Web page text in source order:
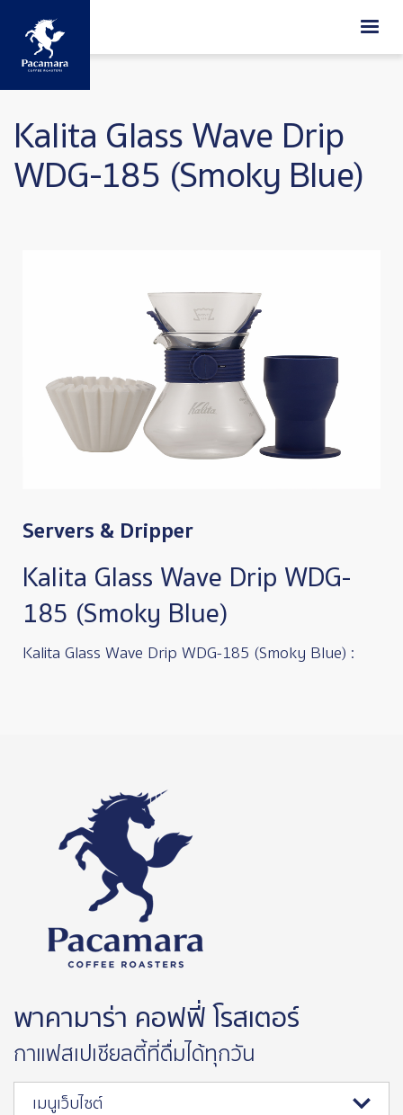
ข้ามไปยังเนื้อหาหลัก
Kalita Glass Wave Drip
WDG-185 (Smoky Blue)
Servers & Dripper
Kalita Glass Wave Drip WDG-
185 (Smoky Blue)
Kalita Glass Wave Drip WDG-185 (Smoky Blue) :
พาคามาร่า คอฟฟี่ โรสเตอร์
กาแฟสเปเชียลตี้ที่ดื่มได้ทุกวัน
เมนูเว็บไซต์